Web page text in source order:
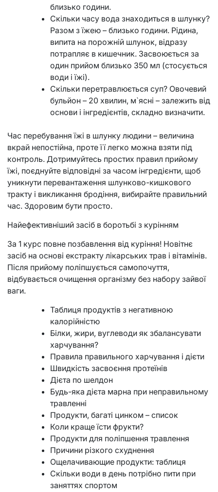
близько години.
Скільки часу вода знаходиться в шлунку?
Разом з їжею – близько години. Рідина,
випита на порожній шлунок, відразу
потрапляє в кишечник. Засвоюється за
один прийом близько 350 мл (стосується
води і їжі).
Скільки перетравлюється суп? Овочевий
бульйон – 20 хвилин, м`ясні – залежить від
основи і інгредієнтів, складно визначити.
Час перебування їжі в шлунку людини – величина
вкрай непостійна, проте її легко можна взяти під
контроль. Дотримуйтесь простих правил прийому
їжі, поєднуйте відповідні за часом інгредієнти, щоб
уникнути перевантаження шлунково-кишкового
тракту і викликання бродіння, вибирайте правильний
час. Здоровим бути просто.
Найефективніший засіб в боротьбі з курінням
За 1 курс повне позбавлення від куріння! Новітнє
засіб на основі екстракту лікарських трав і вітамінів.
Після прийому поліпшується самопочуття,
відбувається очищення організму без набору зайвої
ваги.
Таблиця продуктів з негативною
калорійністю
Білки, жири, вуглеводи як збалансувати
харчування?
Правила правильного харчування і дієти
Швидкість засвоєння протеїнів
Дієта по шелдон
Будь-яка дієта марна при неправильному
травленні
Продукти, багаті цинком – список
Коли краще їсти фрукти?
Продукти для поліпшення травлення
Причини різкого схуднення
Ощелачивающие продукти: таблиця
Скільки води в день потрібно пити при
заняттях спортом